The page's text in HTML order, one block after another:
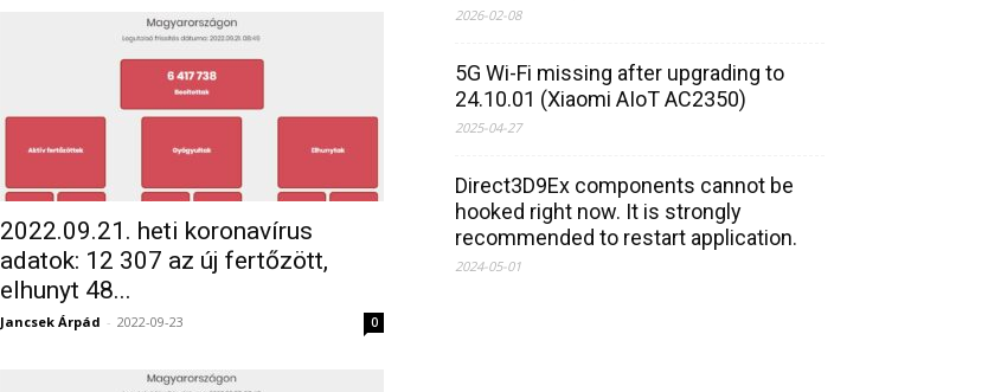
2022.09.21. heti koronavírus
adatok: 12 307 az új fertőzött,
elhunyt 48...
Jancsek Árpád - 2022-09-23 0
2026-02-08
5G Wi-Fi missing after upgrading to
24.10.01 (Xiaomi AIoT AC2350)
2025-04-27
Direct3D9Ex components cannot be
hooked right now. It is strongly
recommended to restart application.
2024-05-01